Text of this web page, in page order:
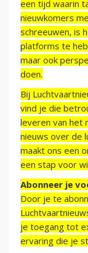
een tijd waarin
nieuwkomers
schreeuwen, is
platforms te
maar ook
doen.
Bij
vind je die
leveren van het
nieuws over de
maakt ons een
een stap voor
Abonneer je
Door je te
je toegang tot
ervaring die je